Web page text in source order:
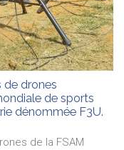
de drones
de sports
dénommée F3U.
de la FSAM